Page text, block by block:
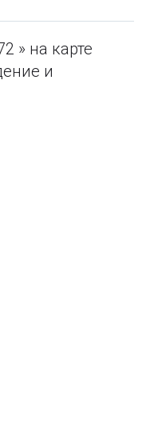
» на карте
и